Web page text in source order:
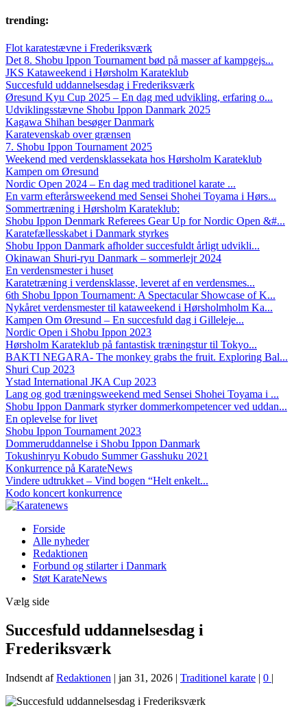
trending:
Flot karatestævne i Frederiksværk
Det 8. Shobu Ippon Tournament bød på masser af kampgejs...
JKS Kataweekend i Hørsholm Karateklub
Succesfuld uddannelsesdag i Frederiksværk
Øresund Kyu Cup 2025 – En dag med udvikling, erfaring o...
Udviklingsstævne Shobu Ippon Danmark 2025
Kagawa Shihan besøger Danmark
Karatevenskab over grænsen
7. Shobu Ippon Tournament 2025
Weekend med verdensklassekata hos Hørsholm Karateklub
Kampen om Øresund
Nordic Open 2024 – En dag med traditionel karate ...
En varm efterårsweekend med Sensei Shohei Toyama i Hørs...
Sommertræning i Hørsholm Karateklub:
Shobu Ippon Denmark Referees Gear Up for Nordic Open &#...
Karatefællesskabet i Danmark styrkes
Shobu Ippon Danmark afholder succesfuldt årligt udvikli...
Okinawan Shuri-ryu Danmark – sommerlejr 2024
En verdensmester i huset
Karatetræning i verdensklasse, leveret af en verdensmes...
6th Shobu Ippon Tournament: A Spectacular Showcase of K...
Nykåret verdensmester til kataweekend i Hørsholmholm Ka...
Kampen Om Øresund – En succesfuld dag i Gilleleje...
Nordic Open i Shobu Ippon 2023
Hørsholm Karateklub på fantastisk træningstur til Tokyo...
BAKTI NEGARA- The monkey grabs the fruit. Exploring Bal...
Shuri Cup 2023
Ystad International JKA Cup 2023
Lang og god træningsweekend med Sensei Shohei Toyama i ...
Shobu Ippon Danmark styrker dommerkompetencer ved uddan...
En oplevelse for livet
Shobu Ippon Tournament 2023
Dommeruddannelse i Shobu Ippon Danmark
Tokushinryu Kobudo Summer Gasshuku 2021
Konkurrence på KarateNews
Vindere udtrukket – Vind bogen “Helt enkelt...
Kodo koncert konkurrence
Forside
Alle nyheder
Redaktionen
Forbund og stilarter i Danmark
Støt KarateNews
Vælg side
Succesfuld uddannelsesdag i
Frederiksværk
Indsendt afRedaktionen | jan 31, 2026 | Traditionel karate | 0 |